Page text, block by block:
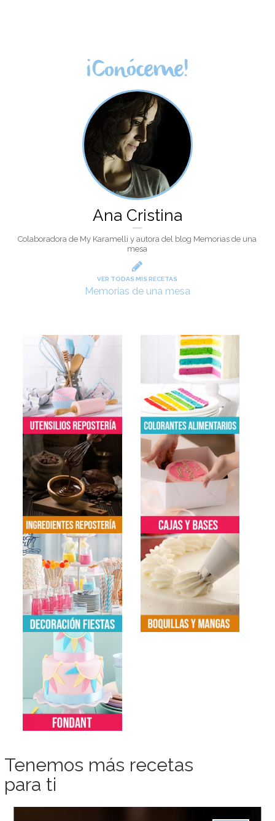
¡Conóceme!
Ana Cristina
Colaboradora de My Karamelli y autora del blog Memorias de una
mesa
VER TODAS MIS RECETAS
Memorias de una mesa
Tenemos más recetas
para ti